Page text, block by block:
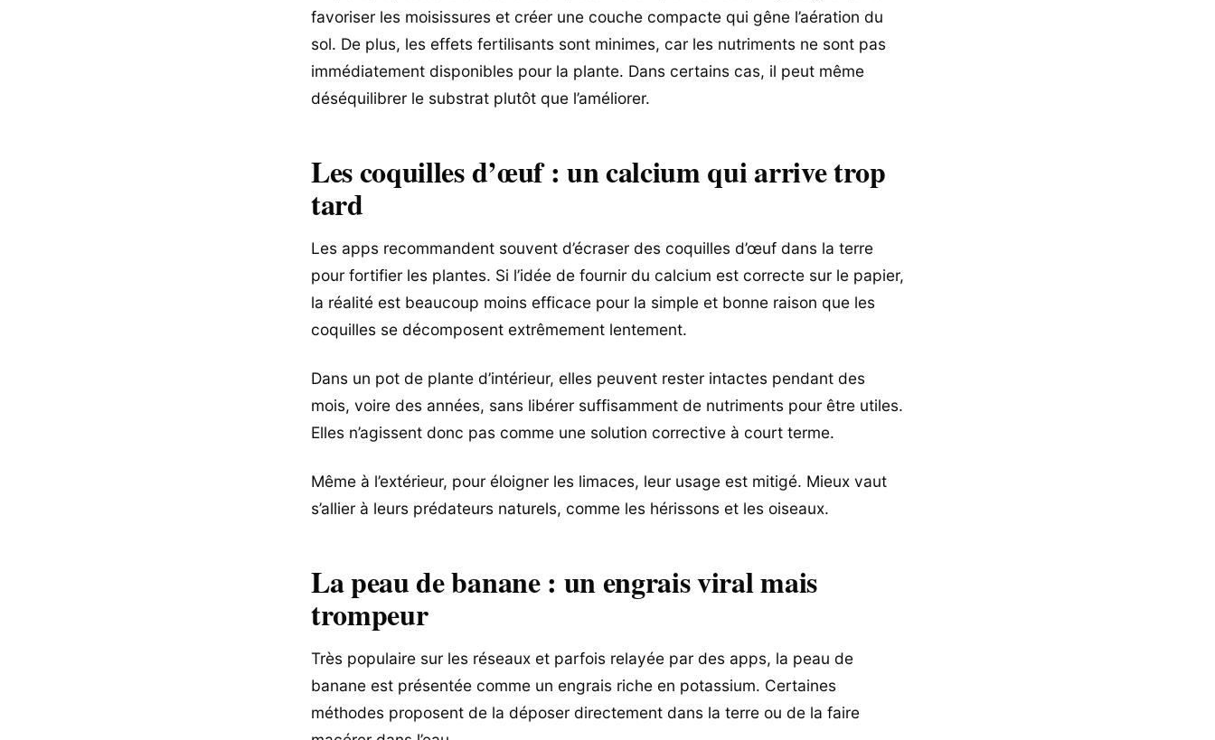
favoriser les moisissures et créer une couche compacte qui gêne l’aération du
sol. De plus, les effets fertilisants sont minimes, car les nutriments ne sont pas
immédiatement disponibles pour la plante. Dans certains cas, il peut même
déséquilibrer le substrat plutôt que l’améliorer.
Les coquilles d’œuf : un calcium qui arrive trop
tard
Les apps recommandent souvent d’écraser des coquilles d’œuf dans la terre
pour fortifier les plantes. Si l’idée de fournir du calcium est correcte sur le papier,
la réalité est beaucoup moins efficace pour la simple et bonne raison que les
coquilles se décomposent extrêmement lentement.
Dans un pot de plante d’intérieur, elles peuvent rester intactes pendant des
mois, voire des années, sans libérer suffisamment de nutriments pour être utiles.
Elles n’agissent donc pas comme une solution corrective à court terme.
Même à l’extérieur, pour éloigner les limaces, leur usage est mitigé. Mieux vaut
s’allier à leurs prédateurs naturels, comme les hérissons et les oiseaux.
La peau de banane : un engrais viral mais
trompeur
Très populaire sur les réseaux et parfois relayée par des apps, la peau de
banane est présentée comme un engrais riche en potassium. Certaines
méthodes proposent de la déposer directement dans la terre ou de la faire